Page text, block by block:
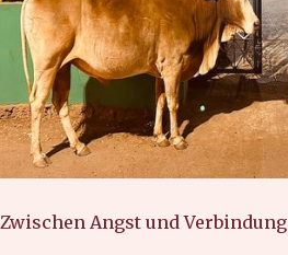
Zwischen Angst und Verbindung